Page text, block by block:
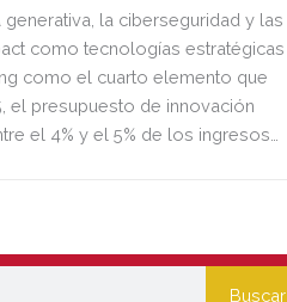
generativa, la ciberseguridad y las
como tecnologías
como el cuarto elemento que
el presupuesto de innovación
el 4% y el 5% de los ingresos
Buscar